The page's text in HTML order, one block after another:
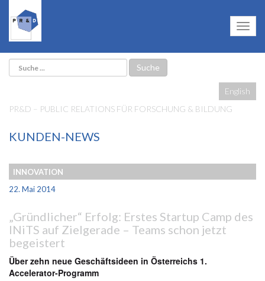
English
PR&D – PUBLIC RELATIONS FÜR FORSCHUNG & BILDUNG
KUNDEN-NEWS
INNOVATION
22. Mai 2014
„Gründlicher“ Erfolg: Erstes Startup Camp des
INiTS auf Zielgerade – Teams schon jetzt
begeistert
Über zehn neue Geschäftsideen in Österreichs 1.
Accelerator-Programm